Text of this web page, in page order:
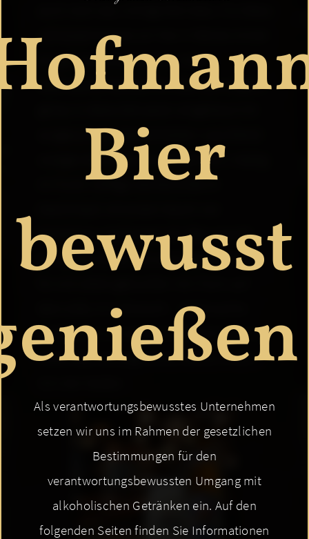
auch noch das richtige Bier dazu. Für diese
Jahreszeit brauen wir hier in Pahres immer
ein ganz besonderes Bier. Unser
Weihnachts-Festbier! Ein Bier das so ganz
ausgesuchten Spezialmalzen. Leuchtend
orange-rote Farbe und körperreich, malzig
im Trunk. Süffige, leichte Süße im
Mandarine und Orange. Ein Bier sowohl
zum guten Essen, als auch gerne einmal
dem Sofa, im Lehnstuhl ... Weihnachts-
Festbier ist nur saisonal erhältlich (ab 11.
November, solange Vorrat reicht) im 20 x
Bier
bewusst
Als verantwortungsbewusstes Unternehmen
setzen wir uns im Rahmen der gesetzlichen
Bestimmungen für den
verantwortungsbewussten Umgang mit
alkoholischen Getränken ein. Auf den
folgenden Seiten finden Sie Informationen